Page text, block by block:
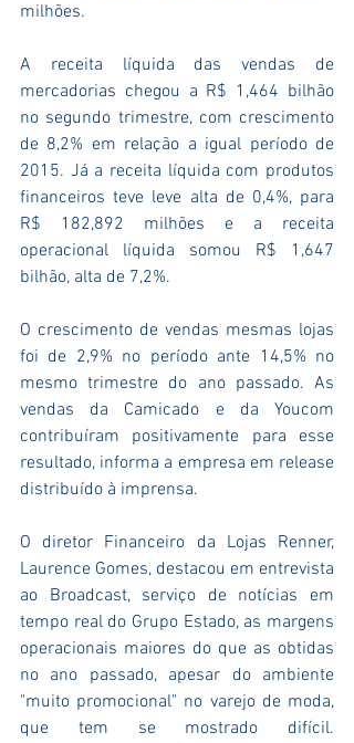
milhões.
A receita líquida das vendas de
mercadorias chegou a R$ 1,464 bilhão
no segundo trimestre, com crescimento
de 8,2% em relação a igual período de
2015. Já a receita líquida com produtos
financeiros teve leve alta de 0,4%, para
R$ 182,892 milhões e a receita
operacional líquida somou R$ 1,647
bilhão, alta de 7,2%.
O crescimento de vendas mesmas lojas
foi de 2,9% no período ante 14,5% no
mesmo trimestre do ano passado. As
vendas da Camicado e da Youcom
contribuíram positivamente para esse
resultado, informa a empresa em release
distribuído à imprensa.
O diretor Financeiro da Lojas Renner,
Laurence Gomes, destacou em entrevista
ao Broadcast, serviço de notícias em
tempo real do Grupo Estado, as margens
operacionais maiores do que as obtidas
no ano passado, apesar do ambiente
"muito promocional" no varejo de moda,
que tem se mostrado difícil.